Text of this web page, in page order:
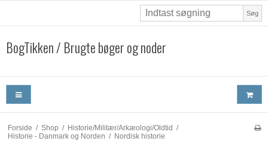
Søg
BogTikken / Brugte bøger og noder
Forside / Shop / Historie/Militær/Arkæologi/Oldtid /
Historie - Danmark og Norden / Nordisk historie